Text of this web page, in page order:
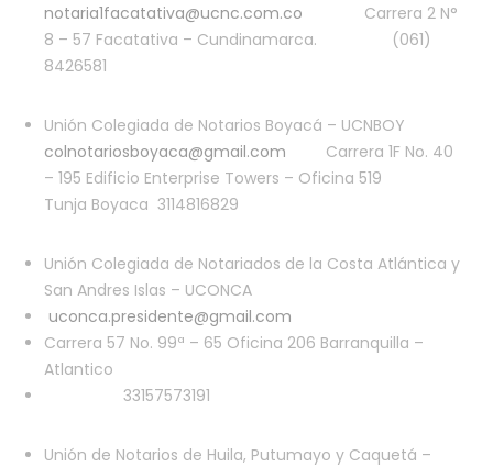
notaria1facatativa@ucnc.com.co Carrera 2 N°
8 – 57 Facatativa – Cundinamarca. (061)
8426581
Unión Colegiada de Notarios Boyacá – UCNBOY
colnotariosboyaca@gmail.com Carrera 1F No. 40
– 195 Edificio Enterprise Towers – Oficina 519
Tunja Boyaca 3114816829
Unión Colegiada de Notariados de la Costa Atlántica y
San Andres Islas – UCONCA
uconca.presidente@gmail.com
Carrera 57 No. 99ª – 65 Oficina 206 Barranquilla –
Atlantico
33157573191
Unión de Notarios de Huila, Putumayo y Caquetá –